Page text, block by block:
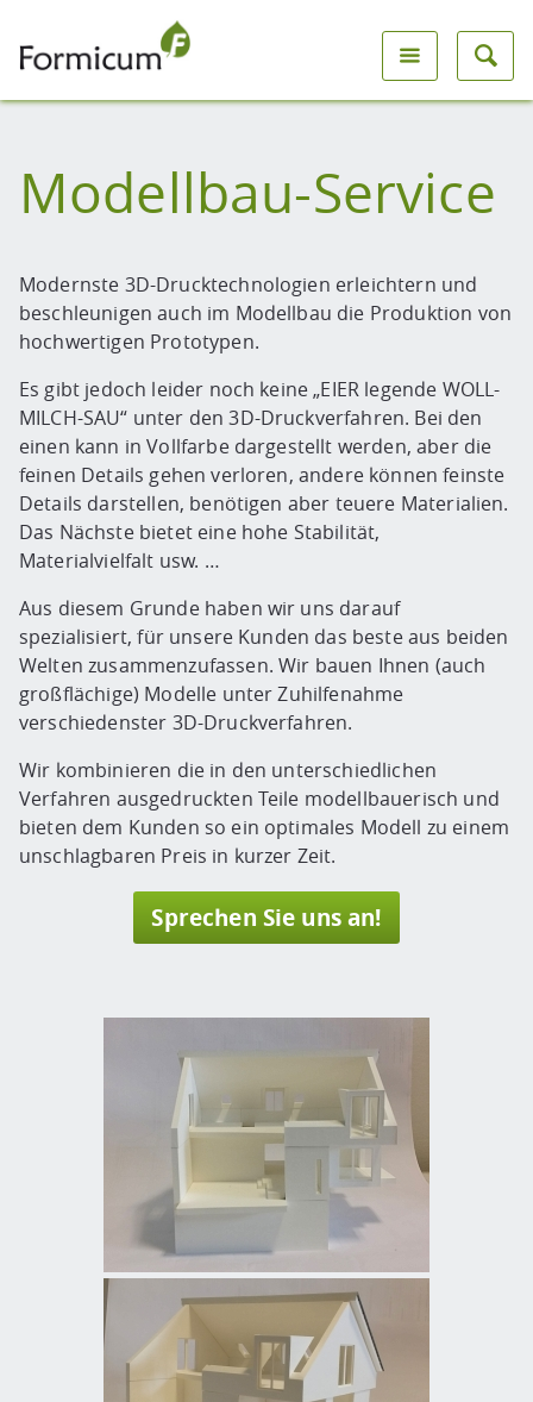
Modellbau-Service
Modernste 3D-Drucktechnologien erleichtern und
beschleunigen auch im Modellbau die Produktion von
hochwertigen Prototypen.
Es gibt jedoch leider noch keine „EIER legende WOLL-
MILCH-SAU“ unter den 3D-Druckverfahren. Bei den
einen kann in Vollfarbe dargestellt werden, aber die
feinen Details gehen verloren, andere können feinste
Details darstellen, benötigen aber teuere Materialien.
Das Nächste bietet eine hohe Stabilität,
Materialvielfalt usw. …
Aus diesem Grunde haben wir uns darauf
spezialisiert, für unsere Kunden das beste aus beiden
Welten zusammenzufassen. Wir bauen Ihnen (auch
großflächige) Modelle unter Zuhilfenahme
verschiedenster 3D-Druckverfahren.
Wir kombinieren die in den unterschiedlichen
Verfahren ausgedruckten Teile modellbauerisch und
bieten dem Kunden so ein optimales Modell zu einem
unschlagbaren Preis in kurzer Zeit.
Sprechen Sie uns an!